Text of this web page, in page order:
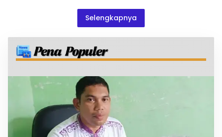
Selengkapnya